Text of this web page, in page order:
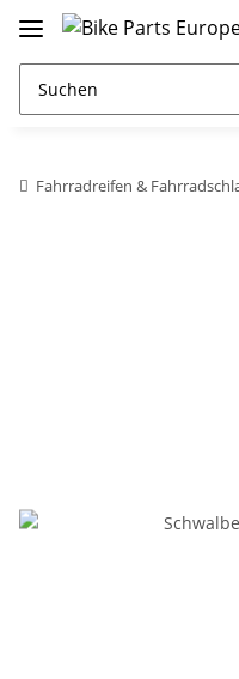
Fahrradreifen &